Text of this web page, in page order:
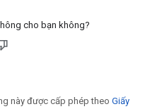
cho bạn không?
này được cấp phép theo Giấy